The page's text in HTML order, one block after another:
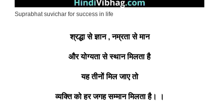
Suprabhat suvichar for success in life
श्रद्धा से ज्ञान , नम्रता से मान
और योग्यता से स्थान मिलता है
यह तीनों मिल जाए तो
व्यक्ति को हर जगह सम्मान मिलता है। ।